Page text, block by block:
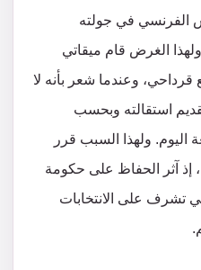
الفرنسي في جولته
ولهذا الغرض قام ميقاتي
وعندما شعر بأنه لا
استقالته وبحسب
اليوم. ولهذا السبب قرر
إذ آثر الحفاظ على حكومة
لكي تشرف على الانتخابات